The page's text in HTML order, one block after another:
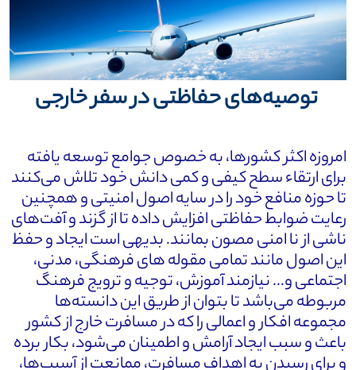
توصیه‌های حفاظتی در سفر خارجی
امروزه اکثر کشورها، به خصوص جوامع توسعه یافته
برای ارتقاء سطح کیفی و کمی دانش خود تلاش می‌کنند
تا حوزه منافع خود را در سایه اصول امنیتی و همچنین
رعایت ضوابط حفاظتی افزایش داده تا از گزند و آفت‌های
ناشی از نا امنی مصون بمانند. بدیهی است ایجاد و حفظ
این اصول مانند تمامی مقوله های فرهنگی، مدنی،
اجتماعی و... نیازمند آموزش، توجیه و ترویج فرهنگ
مربوطه می‌باشد تا بتوان از طریق این دانسته‌ها
مجموعه افکار و اعمالی را که در مسافرت خارج از کشور
باعث و سبب ایجاد آرامش و اطمینان می‌شود، بکار برده